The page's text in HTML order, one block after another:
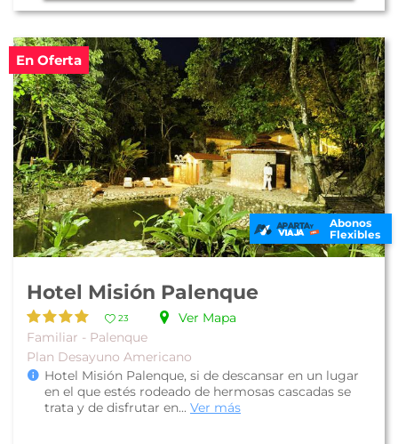
En Oferta
Abonos
Flexibles
Hotel Misión Palenque
23
Ver Mapa
Familiar - Palenque
Plan Desayuno Americano
Hotel Misión Palenque, si de descansar en un lugar
en el que estés rodeado de hermosas cascadas se
trata y de disfrutar en... Ver más